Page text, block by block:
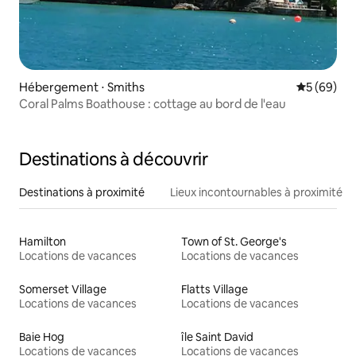
Hébergement ⋅ Smiths
5 (69)
Coral Palms Boathouse : cottage au bord de l'eau
Destinations à découvrir
Destinations à proximité Lieux incontournables à proximité
Hamilton
Locations de vacances
Town of St. George's
Locations de vacances
Somerset Village
Locations de vacances
Flatts Village
Locations de vacances
Baie Hog
Locations de vacances
île Saint David
Locations de vacances